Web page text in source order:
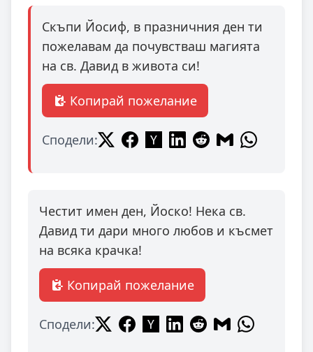
Скъпи Йосиф, в празничния ден ти
пожелавам да почувстваш магията
на св. Давид в живота си!
Копирай пожелание
Сподели:
Честит имен ден, Йоско! Нека св.
Давид ти дари много любов и късмет
на всяка крачка!
Копирай пожелание
Сподели: